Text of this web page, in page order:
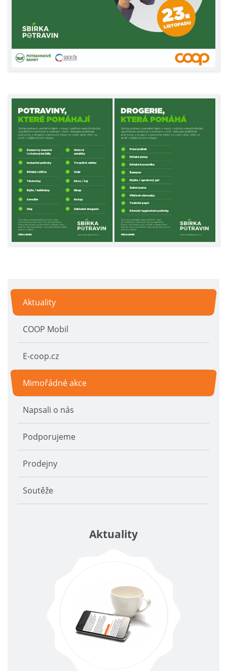
Aktuality
COOP Mobil
E-coop.cz
Mimořádné akce
Napsali o nás
Podporujeme
Prodejny
Soutěže
Aktuality